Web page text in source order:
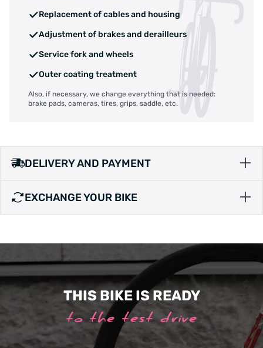
Replacement of cables and housing
Adjustment of brakes and derailleurs
Service fork and wheels
Outer coating treatment
Also, if necessary, we change everything that is needed:
brake pads, cameras, tires, grips, saddle, etc.
DELIVERY AND PAYMENT
EXCHANGE YOUR BIKE
THIS BIKE IS READY
to the test drive